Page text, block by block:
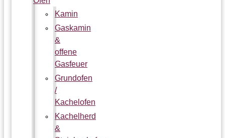
Kamin
Gaskamin
&
offene
Gasfeuer
Grundofen
/
Kachelofen
Kachelherd
&